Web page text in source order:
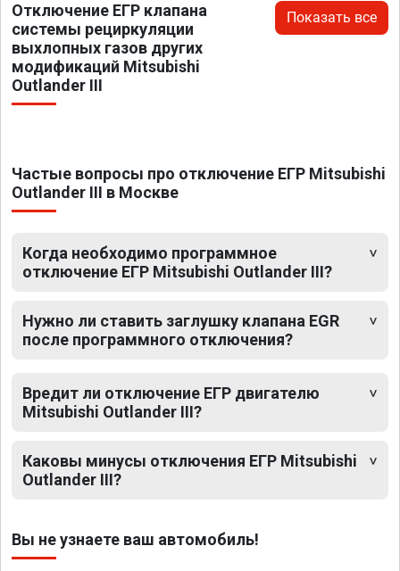
Отключение ЕГР клапана
системы рециркуляции
выхлопных газов других
модификаций Mitsubishi
Outlander III
Показать все
Частые вопросы про отключение ЕГР Mitsubishi
Outlander III в Москве
Когда необходимо программное
отключение ЕГР Mitsubishi Outlander III?
Нужно ли ставить заглушку клапана EGR
после программного отключения?
Вредит ли отключение ЕГР двигателю
Mitsubishi Outlander III?
Каковы минусы отключения ЕГР Mitsubishi
Outlander III?
Вы не узнаете ваш автомобиль!